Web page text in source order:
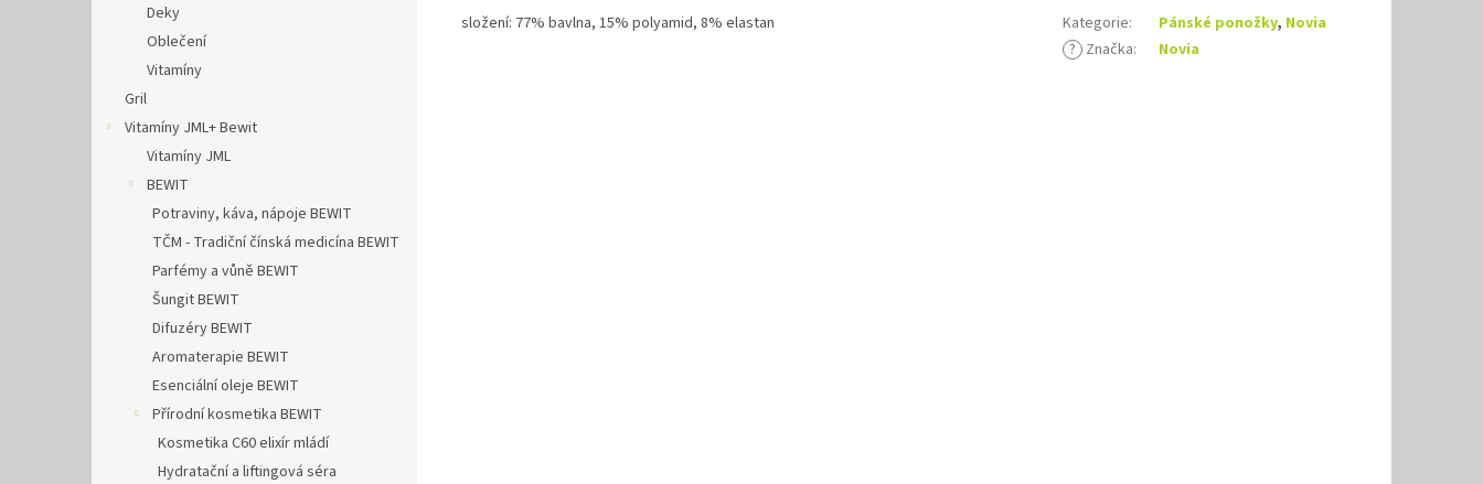
Deky
Oblečení
Vitamíny
Gril
Vitamíny JML+ Bewit
Vitamíny JML
BEWIT
Potraviny, káva, nápoje BEWIT
TČM - Tradiční čínská medicína BEWIT
Parfémy a vůně BEWIT
Šungit BEWIT
Difuzéry BEWIT
Aromaterapie BEWIT
Esenciální oleje BEWIT
Přírodní kosmetika BEWIT
Kosmetika C60 elixír mládí
Hydratační a liftingová séra
složení: 77% bavlna, 15% polyamid, 8% elastan Kategorie: Pánské ponožky, Novia
? Značka: Novia